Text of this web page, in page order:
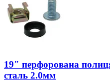
19″ перфорована
сталь 2.0мм